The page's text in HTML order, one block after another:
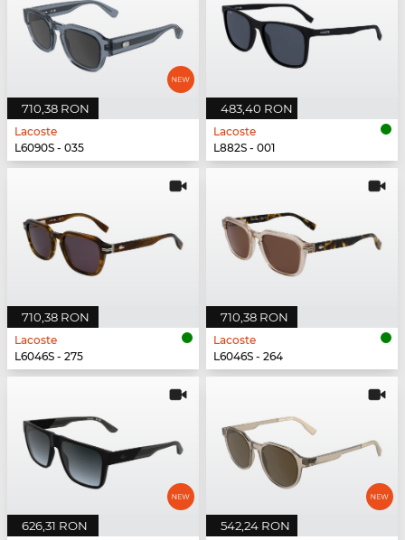
710,38 RON
Lacoste
L6090S - 035
483,40 RON
Lacoste
L882S - 001
710,38 RON
Lacoste
L6046S - 275
710,38 RON
Lacoste
L6046S - 264
626,31 RON 542,24 RON